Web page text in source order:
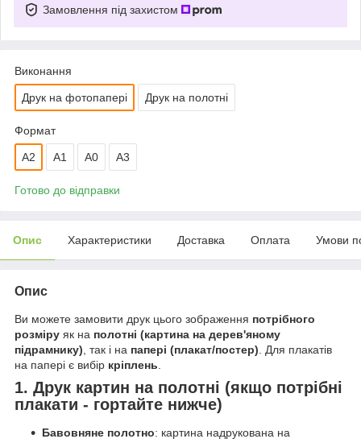
Замовлення під захистом
Виконання
Друк на фотопапері Друк на полотні
Формат
A2 А1 A0 A3
Готово до відправки
Опис Характеристики Доставка Оплата Умови
Опис
Ви можете замовити друк цього зображення потрібного
розміру як на полотні (картина на дерев'яному
підрамнику) , так і на папері (плакат/постер) . Для плакатів
на папері є вибір кріплень
1. Друк картин на полотні (якщо потрібні
плакати - гортайте нижче)
Бавовняне полотно: картина надрукована на